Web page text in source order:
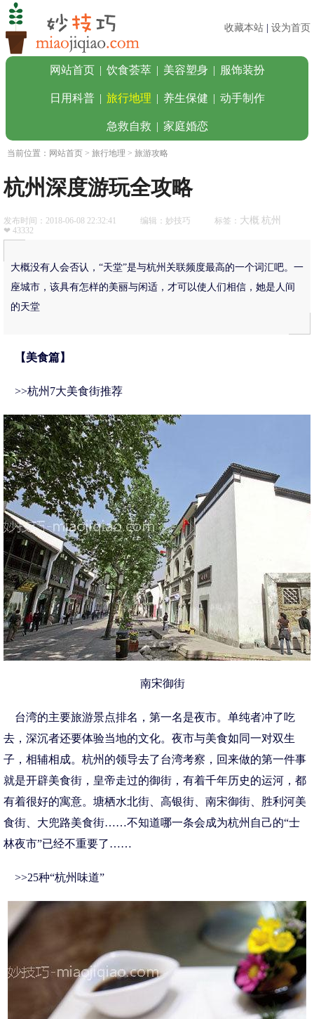
收藏本站 设为首页
网站首页 | 饮食荟萃 | 美容塑身 | 服饰装扮
日用科普 | 旅行地理 | 养生保健 | 动手制作
急救自救 | 家庭婚恋
当前位置： 网站首页 > 旅行地理 > 旅游攻略
杭州深度游玩全攻略
发布时间：2018-06-08 22:32:41 编辑：妙技巧 标签： 大概 杭州
❤ 43332
大概没有人会否认，“天堂”是与杭州关联频度最高的一个词汇吧。一
座城市，该具有怎样的美丽与闲适，才可以使人们相信，她是人间
的天堂
【美食篇】
>>杭州7大美食街推荐
南宋御街
台湾的主要旅游景点排名，第一名是夜市。单纯者冲了吃
去，深沉者还要体验当地的文化。夜市与美食如同一对双生
子，相辅相成。杭州的领导去了台湾考察，回来做的第一件事
就是开辟美食街，皇帝走过的御街，有着千年历史的运河，都
有着很好的寓意。塘栖水北街、高银街、南宋御街、胜利河美
食街、大兜路美食街……不知道哪一条会成为杭州自己的“士
林夜市”已经不重要了……
>>25种“杭州味道”